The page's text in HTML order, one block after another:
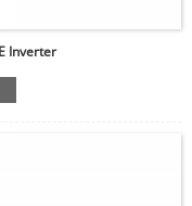
Inverter